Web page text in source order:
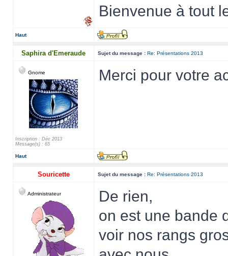
Bienvenue à tout
Haut
Saphira d'Emeraude Sujet du message : Re: Présentations 2013
Gnome
Inscription : Déc 2013
Message(s) : 65
Merci pour votre
Haut
Souricette Sujet du message : Re: Présentations 2013
Administrateur
De rien,
on est une bande
voir nos rangs